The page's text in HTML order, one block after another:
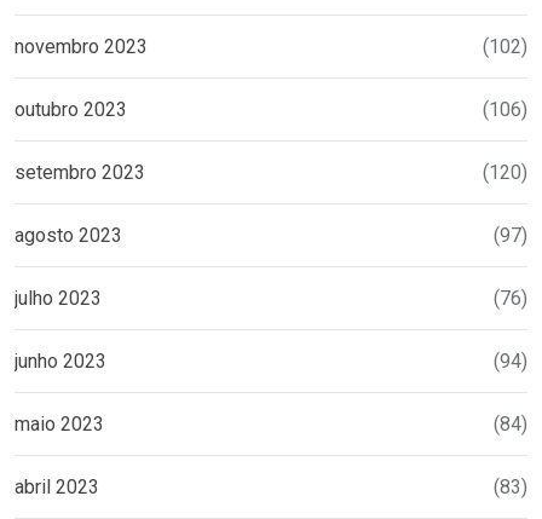
novembro 2023 (102)
outubro 2023 (106)
setembro 2023 (120)
agosto 2023 (97)
julho 2023 (76)
junho 2023 (94)
maio 2023 (84)
abril 2023 (83)